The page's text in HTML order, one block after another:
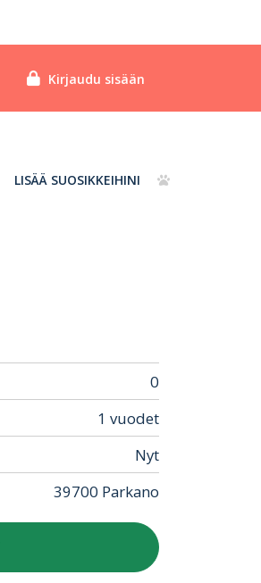
Kirjaudu sisään
LISÄÄ SUOSIKKEIHINI
0
1 vuodet
Nyt
39700 Parkano